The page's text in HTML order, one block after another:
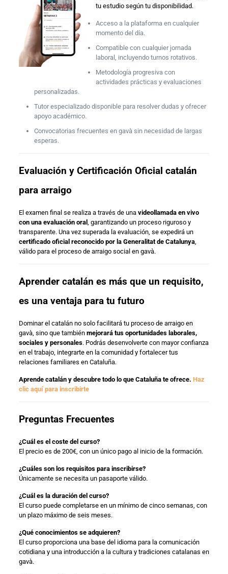
tu estudio según tu disponibilidad.
Acceso a la plataforma en cualquier
momento del día.
Compatible con cualquier jornada
laboral, incluyendo turnos rotativos.
Metodología progresiva con
actividades prácticas y evaluaciones
personalizadas.
Tutor especializado disponible para resolver dudas y ofrecer
apoyo académico.
Convocatorias frecuentes en gavà sin necesidad de largas
esperas.
Evaluación y Certificación Oficial catalán
para arraigo
El examen final se realiza a través de una videollamada en vivo
con una evaluación oral, garantizando un proceso riguroso y
transparente. Una vez superada la evaluación, se expedirá un
certificado oficial reconocido por la Generalitat de Catalunya,
válido para el proceso de arraigo social en gavà.
Aprender catalán es más que un requisito,
es una ventaja para tu futuro
Dominar el catalán no solo facilitará tu proceso de arraigo en
gavà, sino que también mejorará tus oportunidades laborales,
sociales y personales. Podrás desenvolverte con mayor confianza
en el trabajo, integrarte en la comunidad y fortalecer tus
relaciones familiares en Cataluña.
Aprende catalán y descubre todo lo que Cataluña te ofrece. Haz
clic aquí para inscribirte
Preguntas Frecuentes
¿Cuál es el coste del curso?
El precio es de 200€, con un único pago al inicio de la formación.
¿Cuáles son los requisitos para inscribirse?
Únicamente se necesita un pasaporte válido.
¿Cuál es la duración del curso?
El curso puede completarse en un mínimo de cinco semanas, con
un plazo máximo de seis meses.
¿Qué conocimientos se adquieren?
El curso proporciona una base del idioma para la comunicación
cotidiana y una introducción a la cultura y tradiciones catalanas en
gavà.